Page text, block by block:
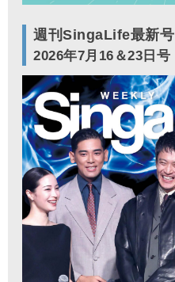
週刊SingaLife最新号
2026年7月16＆23日号